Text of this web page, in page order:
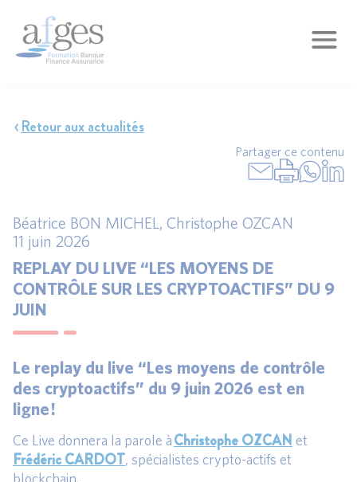
Retour aux actualités
Partager ce contenu
Béatrice BON MICHEL , Christophe OZCAN
11 juin 2026
REPLAY DU LIVE “LES MOYENS DE
CONTRÔLE SUR LES CRYPTOACTIFS” DU 9
JUIN
Le replay du live “Les moyens de contrôle
des cryptoactifs” du 9 juin 2026 est en
ligne !
Ce Live donnera la parole àChristophe OZCAN et
Frédéric CARDOT, spécialistes crypto-actifs et